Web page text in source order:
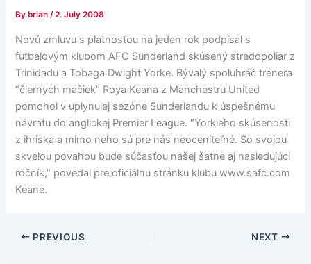
By brian/2. July 2008
Novú zmluvu s platnosťou na jeden rok podpísal s
futbalovým klubom AFC Sunderland skúsený stredopoliar z
Trinidadu a Tobaga Dwight Yorke. Bývalý spoluhráč trénera
“čiernych mačiek” Roya Keana z Manchestru United
pomohol v uplynulej sezóne Sunderlandu k úspešnému
návratu do anglickej Premier League. “Yorkieho skúsenosti
z ihriska a mimo neho sú pre nás neoceniteľné. So svojou
skvelou povahou bude súčasťou našej šatne aj nasledujúci
ročník,” povedal pre oficiálnu stránku klubu www.safc.com
Keane.
PREVIOUS NEXT